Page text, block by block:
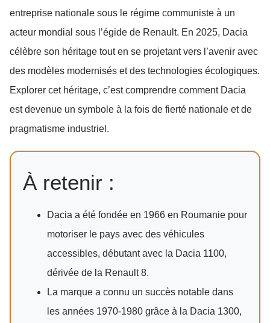
entreprise nationale sous le régime communiste à un
acteur mondial sous l’égide de Renault. En 2025, Dacia
célèbre son héritage tout en se projetant vers l’avenir avec
des modèles modernisés et des technologies écologiques.
Explorer cet héritage, c’est comprendre comment Dacia
est devenue un symbole à la fois de fierté nationale et de
pragmatisme industriel.
À retenir :
Dacia a été fondée en 1966 en Roumanie pour
motoriser le pays avec des véhicules
accessibles, débutant avec la Dacia 1100,
dérivée de la Renault 8.
La marque a connu un succès notable dans
les années 1970-1980 grâce à la Dacia 1300,